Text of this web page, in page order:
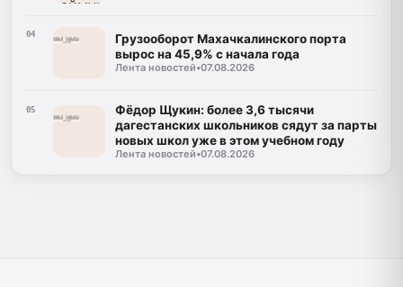
04
Грузооборот Махачкалинского порта
вырос на 45,9% с начала года
Лента новостей•07.08.2026
05
Фёдор Щукин: более 3,6 тысячи
дагестанских школьников сядут за парты
новых школ уже в этом учебном году
Лента новостей•07.08.2026